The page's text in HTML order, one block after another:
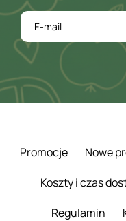
Promocje Nowe
Koszty i czas
Regulamin